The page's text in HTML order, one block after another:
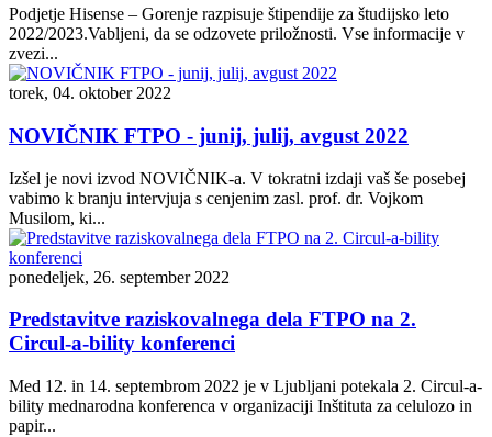
Podjetje Hisense – Gorenje razpisuje štipendije za študijsko leto
2022/2023.Vabljeni, da se odzovete priložnosti. Vse informacije v
zvezi...
torek, 04. oktober 2022
NOVIČNIK FTPO - junij, julij, avgust 2022
Izšel je novi izvod NOVIČNIK-a. V tokratni izdaji vaš še posebej
vabimo k branju intervjuja s cenjenim zasl. prof. dr. Vojkom
Musilom, ki...
ponedeljek, 26. september 2022
Predstavitve raziskovalnega dela FTPO na 2.
Circul-a-bility konferenci
Med 12. in 14. septembrom 2022 je v Ljubljani potekala 2. Circul-a-
bility mednarodna konferenca v organizaciji Inštituta za celulozo in
papir...